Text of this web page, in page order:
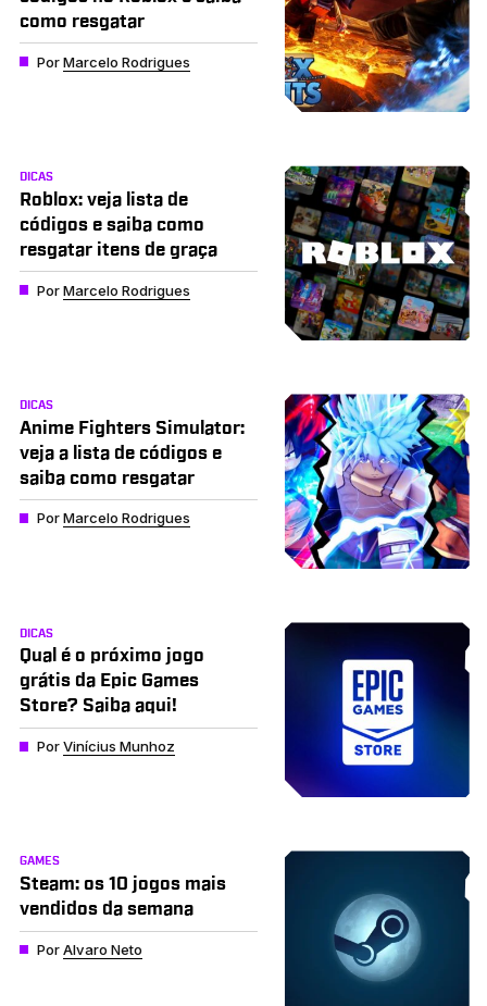
como resgatar
PorMarcelo Rodrigues
DICAS
Roblox: veja lista de
códigos e saiba como
resgatar itens de graça
PorMarcelo Rodrigues
DICAS
Anime Fighters Simulator:
veja a lista de códigos e
saiba como resgatar
PorMarcelo Rodrigues
DICAS
Qual é o próximo jogo
grátis da Epic Games
Store? Saiba aqui!
PorVinícius Munhoz
GAMES
Steam: os 10 jogos mais
vendidos da semana
PorAlvaro Neto